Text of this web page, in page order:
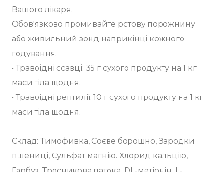
Вашого лікаря.
Обов'язково промивайте ротову порожнину
або живильний зонд наприкінці кожного
годування.
• Травоідні ссавці: 35 г сухого продукту на 1 кг
маси тіла щодня.
• Травоідні рептилії: 10 г сухого продукту на 1 кг
маси тіла щодня.
Склад: Тимофивка, Соєве борошно, Зародки
пшениці, Сульфат магнію. Хлорид кальцію,
Гарбуз, Тросникова патока, DL-метіонін, L-